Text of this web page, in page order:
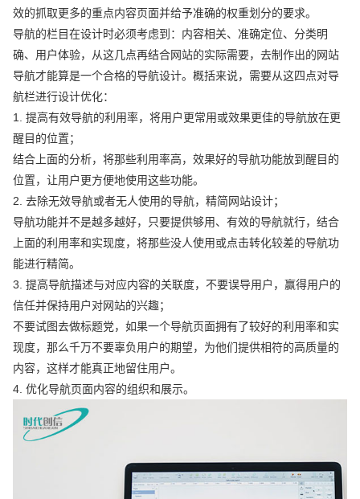
效的抓取更多的重点内容页面并给予准确的权重划分的要求。
导航的栏目在设计时必须考虑到：内容相关、准确定位、分类明
确、用户体验，从这几点再结合网站的实际需要，去制作出的网站
导航才能算是一个合格的导航设计。概括来说，需要从这四点对导
航栏进行设计优化：
1. 提高有效导航的利用率，将用户更常用或效果更佳的导航放在更
醒目的位置；
结合上面的分析，将那些利用率高，效果好的导航功能放到醒目的
位置，让用户更方便地使用这些功能。
2. 去除无效导航或者无人使用的导航，精简网站设计；
导航功能并不是越多越好，只要提供够用、有效的导航就行，结合
上面的利用率和实现度，将那些没人使用或点击转化较差的导航功
能进行精简。
3. 提高导航描述与对应内容的关联度，不要误导用户，赢得用户的
信任并保持用户对网站的兴趣；
不要试图去做标题党，如果一个导航页面拥有了较好的利用率和实
现度，那么千万不要辜负用户的期望，为他们提供相符的高质量的
内容，这样才能真正地留住用户。
4. 优化导航页面内容的组织和展示。